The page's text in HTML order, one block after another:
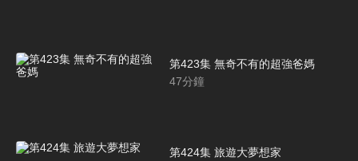
第423集 無奇不有的超強爸媽
47分鐘
第424集 旅遊大夢想家